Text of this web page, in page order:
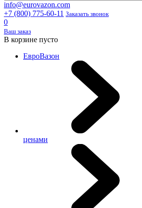
info@eurovazon.com
+7 (800) 775-60-11 Заказать звонок
0
Ваш заказ
В корзине пусто
ЕвроВазон
ценами